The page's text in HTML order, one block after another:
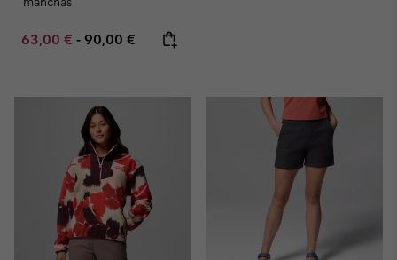
Minimum sale price:
63,00 € - Maximum price:
90,00 €